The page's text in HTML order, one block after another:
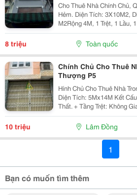
Cho Thuê Nhà Chính Chủ, Q.6 Cho Thuê Nhà
Hẻm. Diện Tích: 3X10M2,
M2Rộng 4M, 1 Trệt, 1 Lầu,
Phòng Ngủ, 2 Nhà Vệ
Đúc, Gần Chợ, Và Trường
8 triệu Toàn quốc
Chính Chủ Cho Thuê
Thượng P5
Hính Chủ Cho Thuê Nhà
Diện Tích: 5Mx14M Kết
Thất. + Tầng Trệt: Không
Wc Thích Hợp Mở Văn
Hoặc Thuê Ở Lâu Dài,...
10 triệu Lâm Đồng
1
Bạn có muốn tìm thêm